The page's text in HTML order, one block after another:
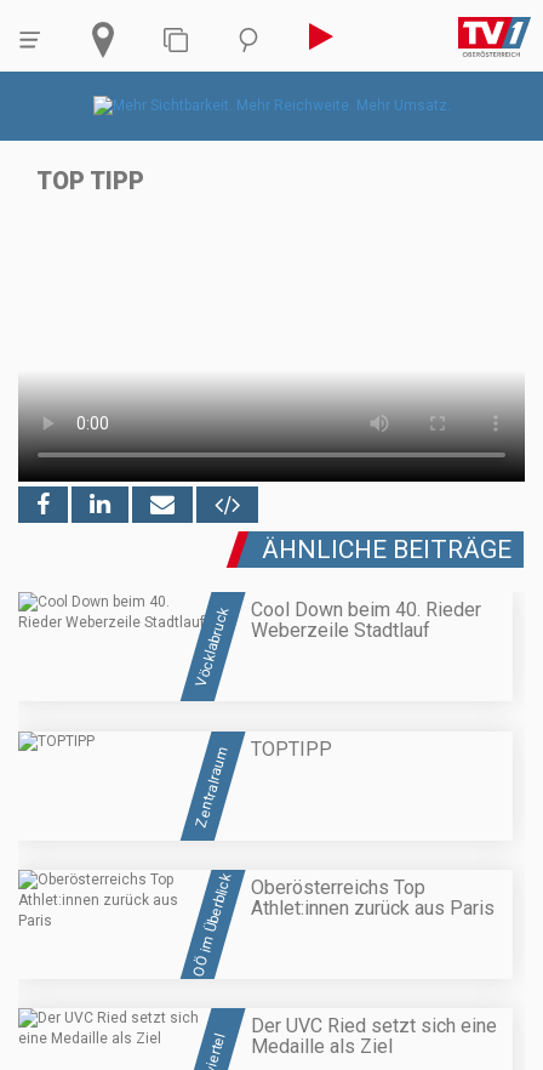
TOP TIPP
ÄHNLICHE BEITRÄGE
Vöcklabruck
Cool Down beim 40. Rieder
Weberzeile Stadtlauf
Zentralraum TOPTIPP
OÖ im Überblick
Oberösterreichs Top
Athlet:innen zurück aus Paris
Der UVC Ried setzt sich eine
Medaille als Ziel